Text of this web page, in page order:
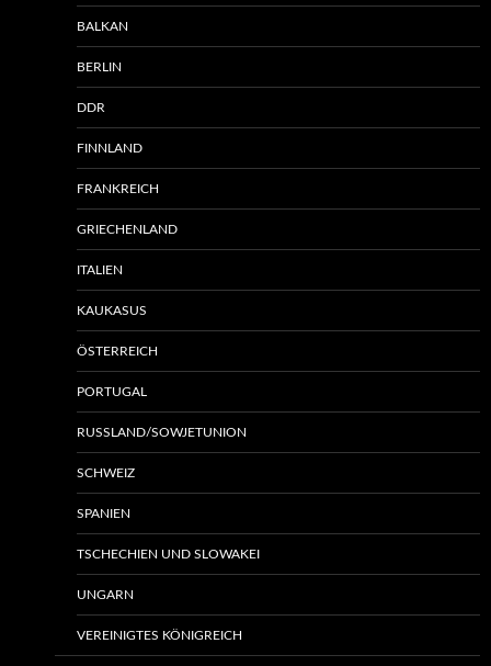
BALKAN
BERLIN
DDR
FINNLAND
FRANKREICH
GRIECHENLAND
ITALIEN
KAUKASUS
ÖSTERREICH
PORTUGAL
RUSSLAND/SOWJETUNION
SCHWEIZ
SPANIEN
TSCHECHIEN UND SLOWAKEI
UNGARN
VEREINIGTES KÖNIGREICH